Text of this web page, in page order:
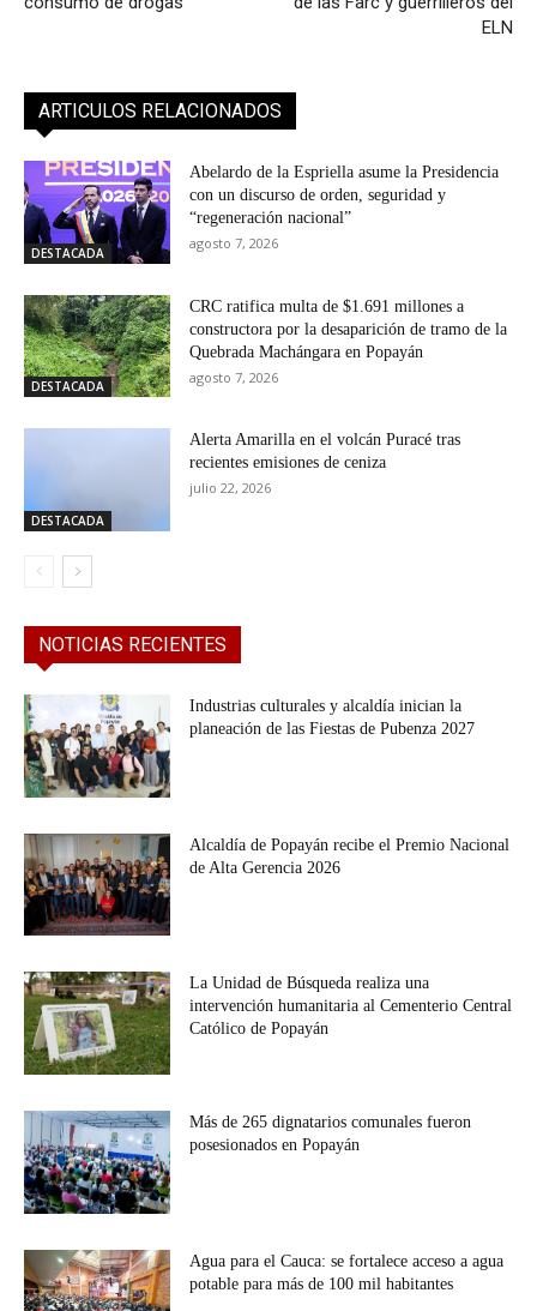
ELN
ARTICULOS RELACIONADOS
DESTACADA
Abelardo de la Espriella asume la Presidencia
con un discurso de orden, seguridad y
“regeneración nacional”
agosto 7, 2026
DESTACADA
CRC ratifica multa de $1.691 millones a
constructora por la desaparición de tramo de la
Quebrada Machángara en Popayán
agosto 7, 2026
DESTACADA
Alerta Amarilla en el volcán Puracé tras
recientes emisiones de ceniza
julio 22, 2026
NOTICIAS RECIENTES
Industrias culturales y alcaldía inician la
planeación de las Fiestas de Pubenza 2027
Alcaldía de Popayán recibe el Premio Nacional
de Alta Gerencia 2026
La Unidad de Búsqueda realiza una
intervención humanitaria al Cementerio Central
Católico de Popayán
Más de 265 dignatarios comunales fueron
posesionados en Popayán
Agua para el Cauca: se fortalece acceso a agua
potable para más de 100 mil habitantes